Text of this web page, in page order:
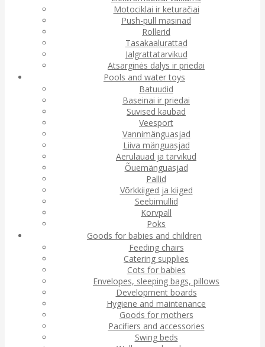
Motociklai ir keturačiai
Push-pull masinad
Rollerid
Tasakaalurattad
Jalgrattatarvikud
Atsarginės dalys ir priedai
Pools and water toys
Batuudid
Baseinai ir priedai
Suvised kaubad
Veesport
Vannimänguasjad
Liiva mänguasjad
Aerulauad ja tarvikud
Õuemänguasjad
Pallid
Võrkkiiged ja kiiged
Seebimullid
Korvpall
Poks
Goods for babies and children
Feeding chairs
Catering supplies
Cots for babies
Envelopes, sleeping bags, pillows
Development boards
Hygiene and maintenance
Goods for mothers
Pacifiers and accessories
Swing beds